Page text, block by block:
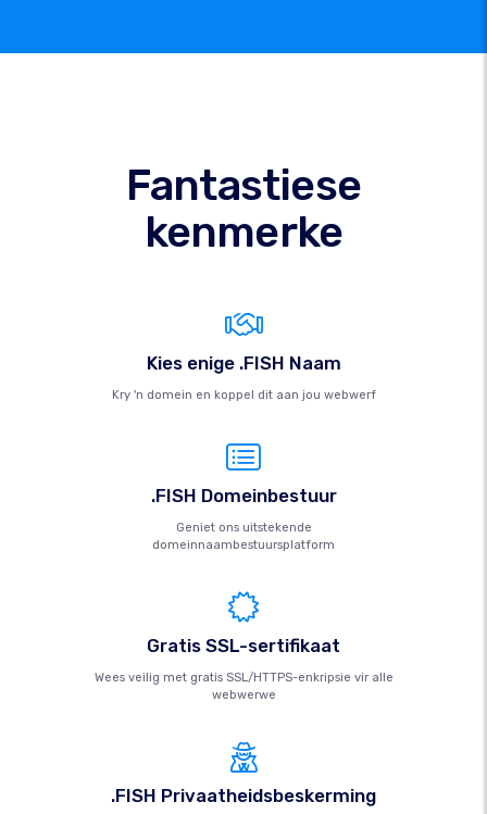
Fantastiese
kenmerke
Kies enige .FISH Naam
Kry 'n domein en koppel dit aan jou webwerf
.FISH Domeinbestuur
Geniet ons uitstekende
domeinnaambestuursplatform
Gratis SSL-sertifikaat
Wees veilig met gratis SSL/HTTPS-enkripsie vir alle
webwerwe
.FISH Privaatheidsbeskerming